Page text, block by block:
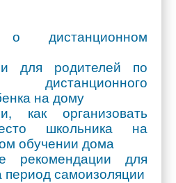
вопросы
России
о дистанционном
для родителей по
дистанционного
на дому
как организовать
школьника на
обучении дома
рекомендации для
период самоизоляции